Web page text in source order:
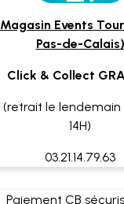
Magasin Events
Pas-de-Calais)
Click & Collect
(retrait le lendemain
14H)
03.21.14.79.63
Paiement CB